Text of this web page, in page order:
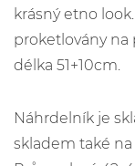
krásný etno
proketlovány na
délka 51+10cm.
Náhrdelník je
skladem také na